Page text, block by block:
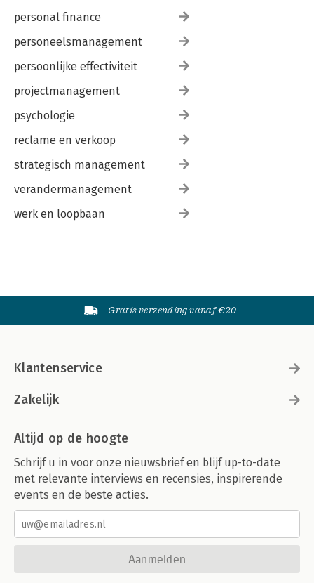
personal finance
personeelsmanagement
persoonlijke effectiviteit
projectmanagement
psychologie
reclame en verkoop
strategisch management
verandermanagement
werk en loopbaan
Gratis verzending vanaf €20
Klantenservice
Zakelijk
Altijd op de hoogte
Schrijf u in voor onze nieuwsbrief en blijf up-to-date
met relevante interviews en recensies, inspirerende
events en de beste acties.
Aanmelden